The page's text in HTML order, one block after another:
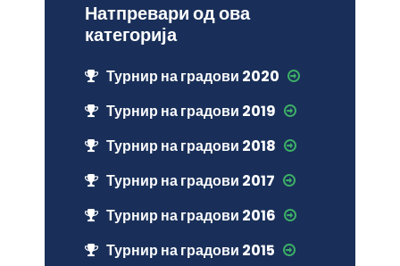
Натпревари од ова
категорија
Турнир на градови 2020
Турнир на градови 2019
Турнир на градови 2018
Турнир на градови 2017
Турнир на градови 2016
Турнир на градови 2015